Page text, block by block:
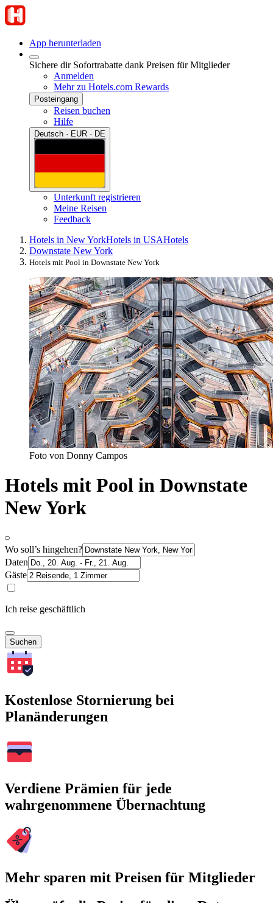
App herunterladen
Sichere dir Sofortrabatte dank Preisen für Mitglieder
Anmelden
Mehr zu Hotels.com Rewards
Posteingang
Reisen buchen
Hilfe
Deutsch · EUR · DE
Unterkunft registrieren
Meine Reisen
Feedback
Hotels in New YorkHotels in USAHotels
Downstate New York
Hotels mit Pool in Downstate New York
Foto von Donny Campos
Hotels mit Pool in Downstate
New York
Wo soll’s hingehen?
Daten
Gäste
Ich reise geschäftlich
Suchen
Kostenlose Stornierung bei
Planänderungen
Verdiene Prämien für jede
wahrgenommene Übernachtung
Mehr sparen mit Preisen für Mitglieder